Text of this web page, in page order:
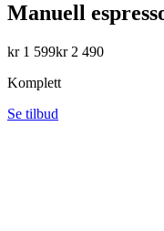
Manuell
kr 1 599kr 2 490
Komplett
Se tilbud